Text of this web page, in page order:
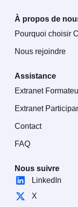
À propos de
Pourquoi choisir
Nous rejoindre
Assistance
Extranet
Extranet
Contact
FAQ
Nous suivre
LinkedIn
X